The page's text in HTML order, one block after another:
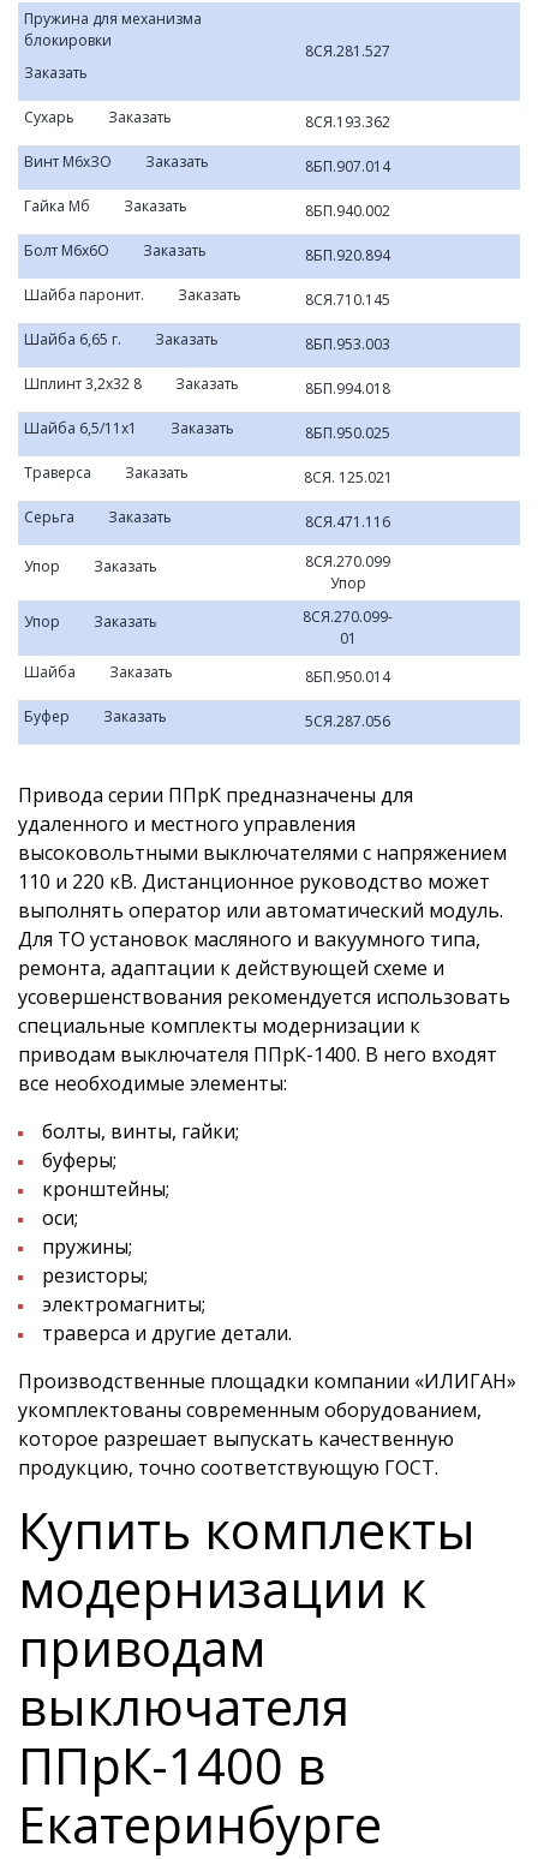
Пружина для механизма
блокировки
Заказать
8СЯ.281.527
Сухарь Заказать
8СЯ.193.362
Винт М6хЗО
Заказать
8БП.907.014
Гайка Мб
Заказать
8БП.940.002
Болт М6х6О
Заказать
8БП.920.894
Шайба паронит.
Заказать
8СЯ.710.145
Шайба 6,65 г.
Заказать
8БП.953.003
Шплинт 3,2x32 8
Заказать
8БП.994.018
Шайба 6,5/11x1
Заказать
8БП.950.025
Траверса
Заказать
8СЯ. 125.021
Серьга
Заказать 8СЯ.471.116
Упор Заказать
8СЯ.270.099
Упор
Упор
Заказать
8СЯ.270.099-
01
Шайба
Заказать
8БП.950.014
Буфер
Заказать 5СЯ.287.056
Привода серии ППрК предназначены для
удаленного и местного управления
высоковольтными выключателями с напряжением
110 и 220 кВ. Дистанционное руководство может
выполнять оператор или автоматический модуль.
Для ТО установок масляного и вакуумного типа,
ремонта, адаптации к действующей схеме и
усовершенствования рекомендуется использовать
специальные комплекты модернизации к
приводам выключателя ППрК-1400. В него входят
все необходимые элементы:
болты, винты, гайки;
буферы;
кронштейны;
оси;
пружины;
резисторы;
электромагниты;
траверса и другие детали.
Производственные площадки компании «ИЛИГАН»
укомплектованы современным оборудованием,
которое разрешает выпускать качественную
продукцию, точно соответствующую ГОСТ.
Купить комплекты
модернизации к
приводам
выключателя
ППрК-1400 в
Екатеринбурге